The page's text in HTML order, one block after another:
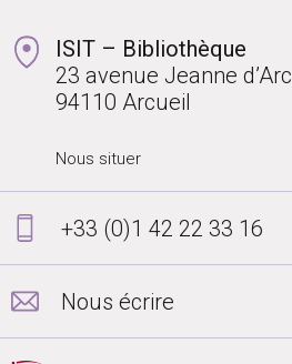
ISIT – Bibliothèque
23 avenue Jeanne d’Arc
94110 Arcueil
Nous situer
+33 (0)1 42 22 33 16
Nous écrire